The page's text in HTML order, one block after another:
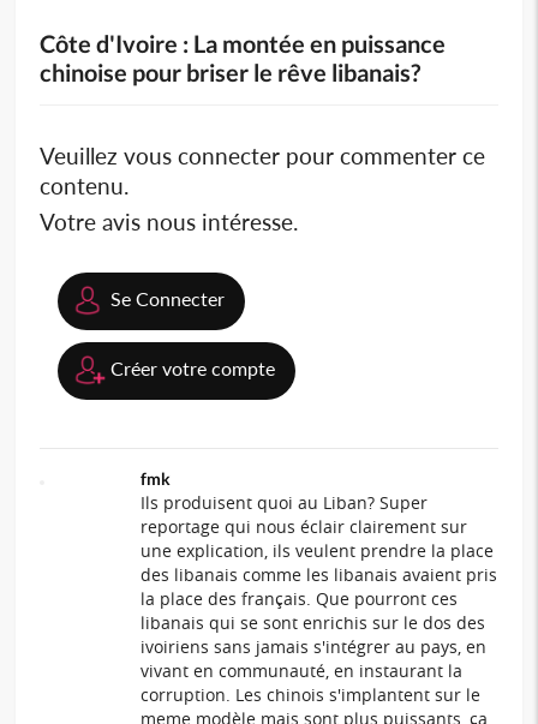
Côte d'Ivoire : La montée en puissance
chinoise pour briser le rêve libanais?
Veuillez vous connecter pour commenter ce
contenu.
Votre avis nous intéresse.
Se Connecter
Créer votre compte
fmk
Ils produisent quoi au Liban? Super
reportage qui nous éclair clairement sur
une explication, ils veulent prendre la place
des libanais comme les libanais avaient pris
la place des français. Que pourront ces
libanais qui se sont enrichis sur le dos des
ivoiriens sans jamais s'intégrer au pays, en
vivant en communauté, en instaurant la
corruption. Les chinois s'implantent sur le
meme modèle mais sont plus puissants, ça